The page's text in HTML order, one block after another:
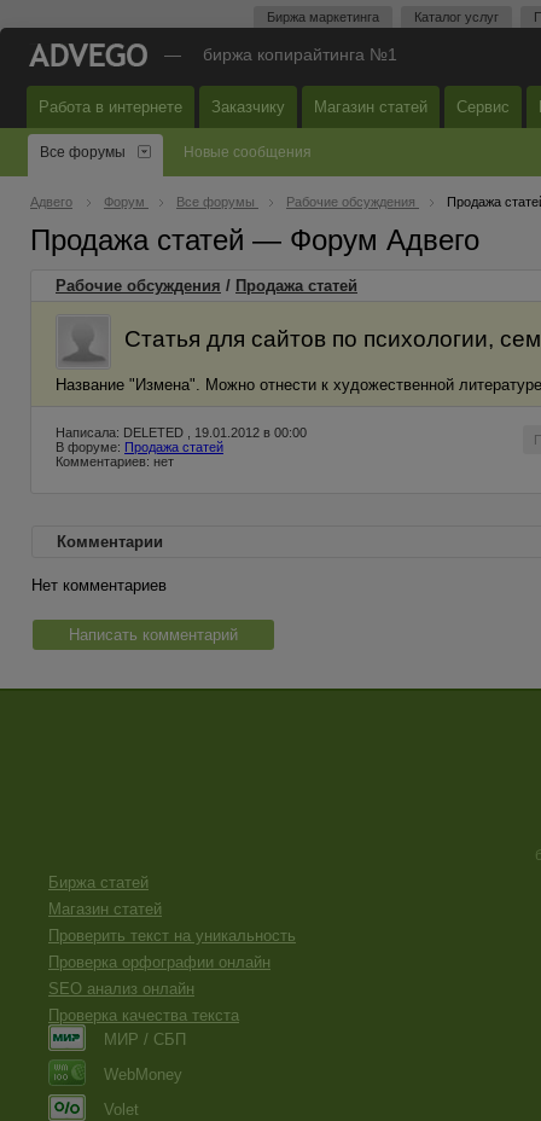
Биржа маркетинга Каталог услуг
— биржа копирайтинга №1
Работа в интернете Заказчику Магазин статей Сервис
Все форумы Новые сообщения
Адвего Форум Все форумы Рабочие обсуждения Продажа
Продажа статей — Форум Адвего
Рабочие обсуждения / Продажа статей
Статья для сайтов по психологии,
Название "Измена". Можно отнести к художественной
Написала: DELETED , 19.01.2012 в 00:00
В форуме: Продажа статей
Комментариев: нет
Комментарии
Нет комментариев
Написать комментарий
Биржа статей
Магазин статей
Проверить текст на уникальность
Проверка орфографии онлайн
SEO анализ онлайн
Проверка качества текста
МИР / СБП
WebMoney
Volet